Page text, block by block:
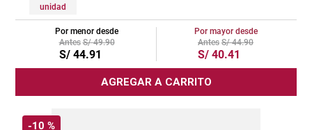
unidad
Por menor desde
S/ 49.90
S/ 44.91
Por mayor desde
S/ 44.90
S/ 40.41
AGREGAR A CARRITO
-10 %